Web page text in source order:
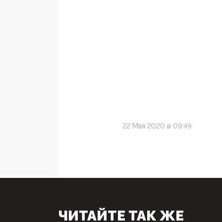
22 Мая 2020 в 09:49
ЧИТАЙТЕ ТАК ЖЕ